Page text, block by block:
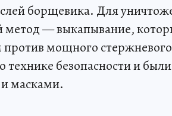
борщевика. Для
метод — выкапывание,
мощного
технике безопасности и
масками.